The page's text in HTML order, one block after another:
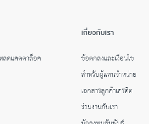
ลดแคตตาล็อค
เกี่ยวกับเรา
ข้อตกลงและเงื่อนไข
สำหรับผู้แทนจำหน่าย
เอกสารลูกค้าเครดิต
ร่วมงานกับเรา